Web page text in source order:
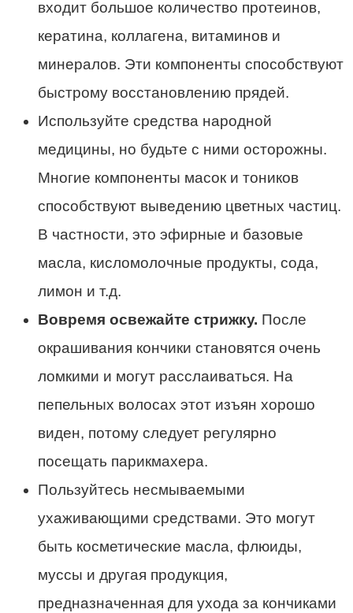
входит большое количество протеинов,
кератина, коллагена, витаминов и
минералов. Эти компоненты способствуют
быстрому восстановлению прядей.
Используйте средства народной
медицины, но будьте с ними осторожны.
Многие компоненты масок и тоников
способствуют выведению цветных частиц.
В частности, это эфирные и базовые
масла, кисломолочные продукты, сода,
лимон и т.д.
Вовремя освежайте стрижку. После
окрашивания кончики становятся очень
ломкими и могут расслаиваться. На
пепельных волосах этот изъян хорошо
виден, потому следует регулярно
посещать парикмахера.
Пользуйтесь несмываемыми
ухаживающими средствами. Это могут
быть косметические масла, флюиды,
муссы и другая продукция,
предназначенная для ухода за кончиками